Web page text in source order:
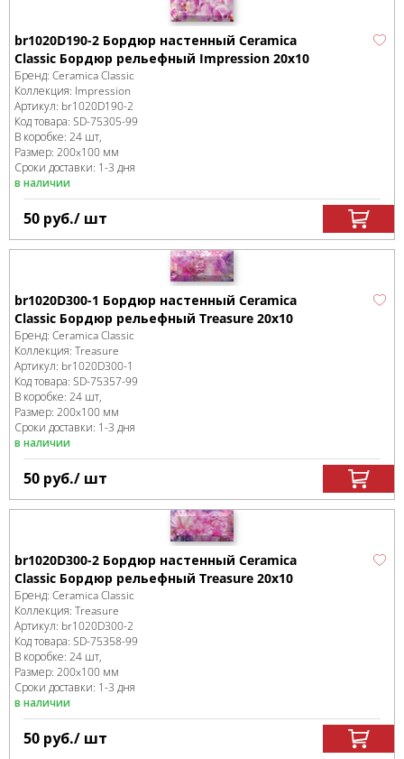
br1020D190-2 Бордюр настенный Ceramica
Classic Бордюр рельефный Impression 20х10
Бренд: Ceramica Classic
Коллекция: Impression
Артикул: br1020D190-2
Код товара: SD-75305-99
В коробке: 24 шт,
Размер: 200x100 мм
Сроки доставки: 1-3 дня
в наличии
50 руб./ шт
br1020D300-1 Бордюр настенный Ceramica
Classic Бордюр рельефный Treasure 20х10
Бренд: Ceramica Classic
Коллекция: Treasure
Артикул: br1020D300-1
Код товара: SD-75357-99
В коробке: 24 шт,
Размер: 200x100 мм
Сроки доставки: 1-3 дня
в наличии
50 руб./ шт
br1020D300-2 Бордюр настенный Ceramica
Classic Бордюр рельефный Treasure 20х10
Бренд: Ceramica Classic
Коллекция: Treasure
Артикул: br1020D300-2
Код товара: SD-75358-99
В коробке: 24 шт,
Размер: 200x100 мм
Сроки доставки: 1-3 дня
в наличии
50 руб./ шт